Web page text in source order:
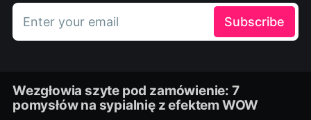
Enter your email Subscribe
Wezgłowia szyte pod zamówienie: 7
pomysłów na sypialnię z efektem WOW